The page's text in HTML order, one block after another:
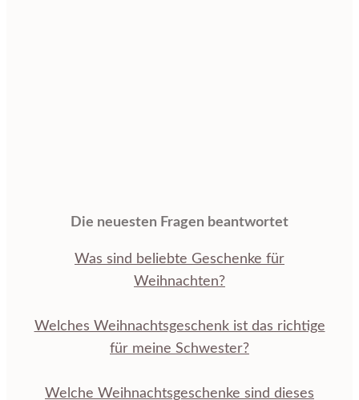
Die neuesten Fragen beantwortet
Was sind beliebte Geschenke für
Weihnachten?
Welches Weihnachtsgeschenk ist das richtige
für meine Schwester?
Welche Weihnachtsgeschenke sind dieses